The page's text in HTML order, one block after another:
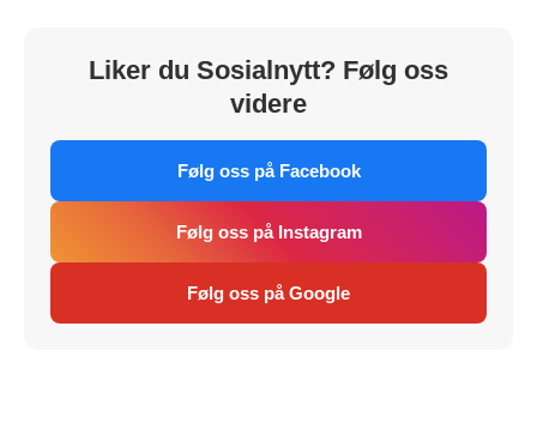
Liker du Sosialnytt? Følg oss
videre
Følg oss på Facebook
Følg oss på Instagram
Følg oss på Google